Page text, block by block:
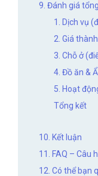
9. Đánh giá
1. Dịch vụ
2. Giá
3. Chỗ ở
4. Đồ ăn &
5. Hoạt
Tổng kết
10. Kết luận
11. FAQ – Câu
12. Có thể bạn